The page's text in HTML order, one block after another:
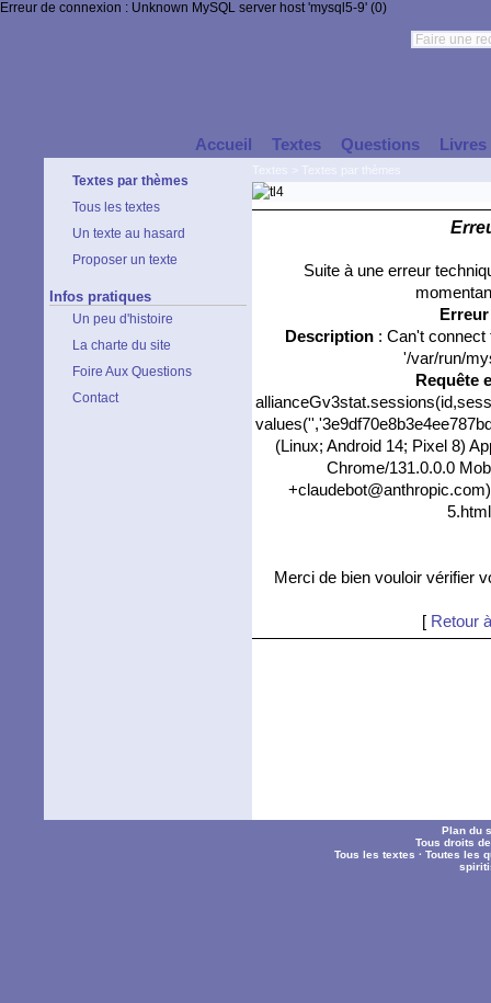
Erreur de connexion : Unknown MySQL server host 'mysql5-9' (0)
Accueil Textes Questions Livres
Textes par thèmes
Tous les textes
Un texte au hasard
Proposer un texte
Infos pratiques
Un peu d'histoire
La charte du site
Foire Aux Questions
Contact
Suite à une erreur
Description: Can't connect
'/var/run/
Requête
(Linux; Android 14; Pixel 8)
Chrome/131.0.0.0
Merci de bien vouloir vérifier
[ Retour
Plan du
Tous droits
Tous les textes ·Toutes les